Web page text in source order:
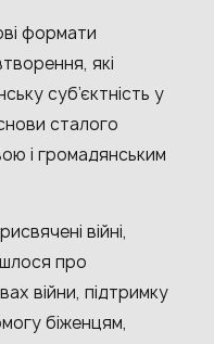
формати
які
суб’єктність у
сталого
і громадянським
війні,
про
війни, підтримку
біженцям,